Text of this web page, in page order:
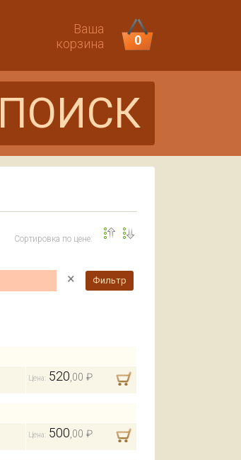
Ваша
корзина
0
ПОИСК
Сортировка по цене:
× Фильтр
Цена: 520,00 ₽
Цена: 500,00 ₽